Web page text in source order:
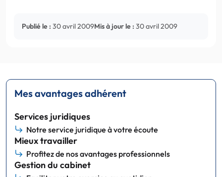
Publié le : 30 avril 2009Mis à jour le : 30 avril 2009
Mes avantages adhérent
Services juridiques
Notre service juridique à votre écoute
Mieux travailler
Profitez de nos avantages professionnels
Gestion du cabinet